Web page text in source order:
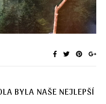
BYLA NAŠE NEJLEPŠÍ